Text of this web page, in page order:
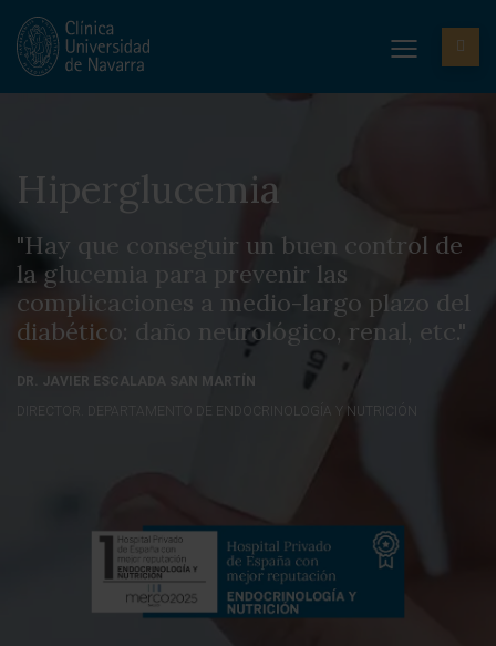
Hiperglucemia
"Hay que conseguir un buen control de
la glucemia para prevenir las
complicaciones a medio-largo plazo del
diabético: daño neurológico, renal, etc."
DR. JAVIER ESCALADA SAN MARTÍN
DIRECTOR. DEPARTAMENTO DE ENDOCRINOLOGÍA Y NUTRICIÓN